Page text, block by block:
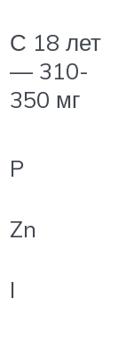
С 18 лет
— 310-
350 мг
P
Zn
I